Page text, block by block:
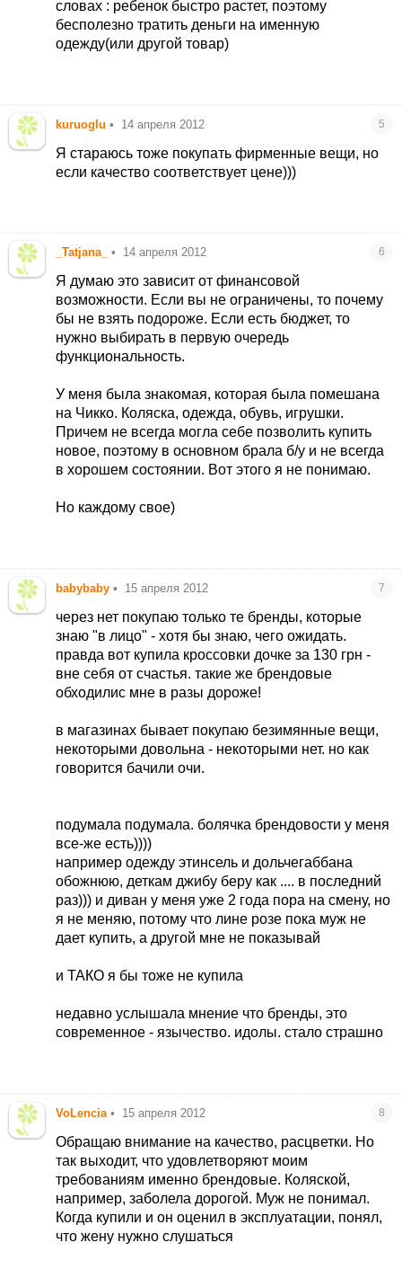
словах : ребенок быстро растет, поэтому
бесполезно тратить деньги на именную
одежду(или другой товар)
kuruoglu • 14 апреля 2012 5
Я стараюсь тоже покупать фирменные вещи, но
если качество соответствует цене)))
_Tatjana_ • 14 апреля 2012 6
Я думаю это зависит от финансовой
возможности. Если вы не ограничены, то почему
бы не взять подороже. Если есть бюджет, то
нужно выбирать в первую очередь
функциональность.
У меня была знакомая, которая была помешана
на Чикко. Коляска, одежда, обувь, игрушки.
Причем не всегда могла себе позволить купить
новое, поэтому в основном брала б/у и не всегда
в хорошем состоянии. Вот этого я не понимаю.
Но каждому свое)
babybaby • 15 апреля 2012 7
через нет покупаю только те бренды, которые
знаю "в лицо" - хотя бы знаю, чего ожидать.
правда вот купила кроссовки дочке за 130 грн -
вне себя от счастья. такие же брендовые
обходилис мне в разы дороже!
в магазинах бывает покупаю безимянные вещи,
некоторыми довольна - некоторыми нет. но как
говорится бачили очи.
подумала подумала. болячка брендовости у меня
все-же есть))))
например одежду этинсель и дольчегаббана
обожнюю, деткам джибу беру как .... в последний
раз))) и диван у меня уже 2 года пора на смену, но
я не меняю, потому что лине розе пока муж не
дает купить, а другой мне не показывай
и ТАКО я бы тоже не купила
недавно услышала мнение что бренды, это
современное - язычество. идолы. стало страшно
VoLencia • 15 апреля 2012 8
Обращаю внимание на качество, расцветки. Но
так выходит, что удовлетворяют моим
требованиям именно брендовые. Коляской,
например, заболела дорогой. Муж не понимал.
Когда купили и он оценил в эксплуатации, понял,
что жену нужно слушаться